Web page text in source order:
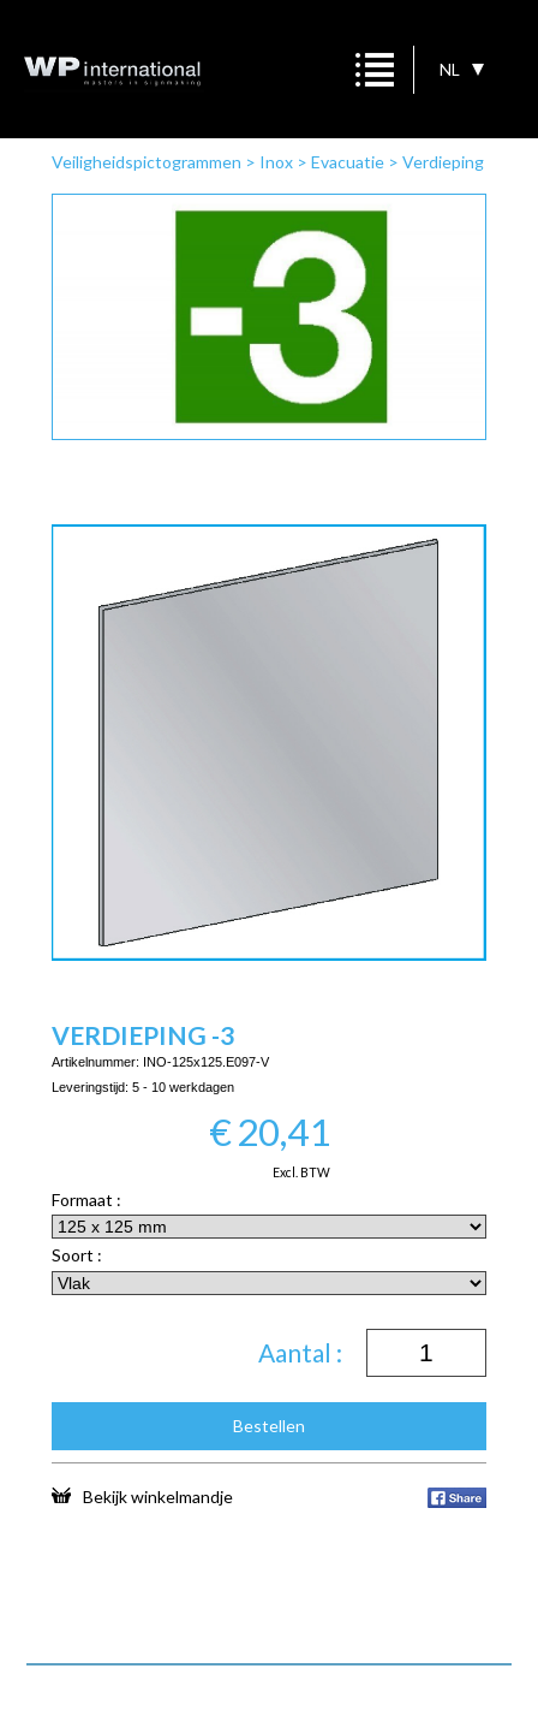
NL
Veiligheidspictogrammen > Inox> Evacuatie> Verdieping
VERDIEPING -3
Artikelnummer:
INO-125x125.E097-V
Leveringstijd: 5 - 10 werkdagen
€20,41
Excl. BTW
Formaat :
Soort :
Aantal :
Bestellen
Bekijk winkelmandje